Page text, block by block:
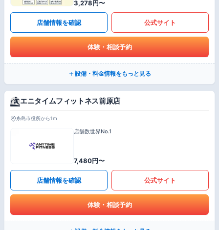
3,278円〜
店舗情報を確認 公式サイト
体験・相談予約
設備・料金情報をもっと見る
エニタイムフィットネス前原店
糸島市役所から1m
店舗数世界No.1
7,480円〜
店舗情報を確認 公式サイト
体験・相談予約